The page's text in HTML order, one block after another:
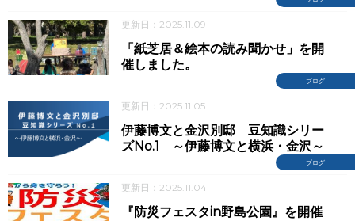
更新日：2025.11.09
ブログ
「紙芝居＆絵本の読み聞かせ」を開
催しました。
更新日：2025.11.05
ブログ
伊藤博文と金沢別邸 豆知識シリー
ズNo.1 ～伊藤博文と横浜・金沢～
更新日：2025.11.04
『防災フェスタin野島公園』を開催